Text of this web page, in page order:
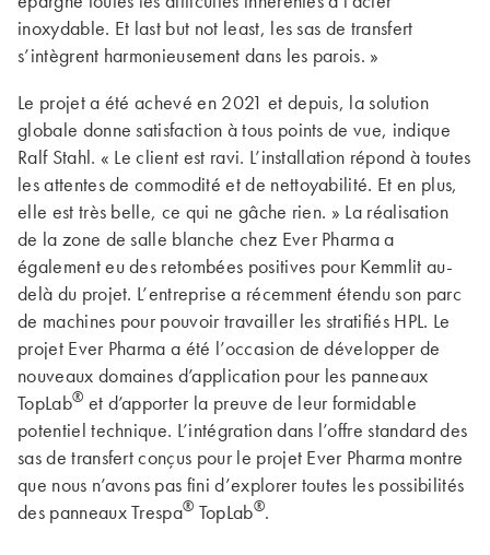
inoxydable. Et last but not least, les sas de transfert
s’intègrent harmonieusement dans les parois. »
Le projet a été achevé en 2021 et depuis, la solution
globale donne satisfaction à tous points de vue, indique
Ralf Stahl. « Le client est ravi. L’installation répond à toutes
les attentes de commodité et de nettoyabilité. Et en plus,
elle est très belle, ce qui ne gâche rien. » La réalisation
de la zone de salle blanche chez Ever Pharma a
également eu des retombées positives pour Kemmlit au-
delà du projet. L’entreprise a récemment étendu son parc
de machines pour pouvoir travailler les stratifiés HPL. Le
projet Ever Pharma a été l’occasion de développer de
nouveaux domaines d’application pour les panneaux
TopLab® et d’apporter la preuve de leur formidable
potentiel technique. L’intégration dans l’offre standard des
sas de transfert conçus pour le projet Ever Pharma montre
que nous n’avons pas fini d’explorer toutes les possibilités
des panneaux Trespa® TopLab®.